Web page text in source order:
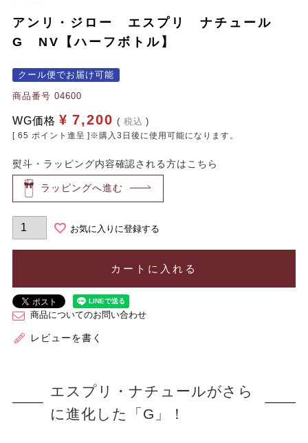
アンリ・ジロー エスプリ ナチュール
G NV【ハーフボトル】
クール便でお届け可能
商品番号 04600
WG価格 ¥ 7,200 税込
[ 65 ポイント進呈 ]※購入3日後に使用可能になります。
熨斗・ラッピング内容確認される方はこちら
ラッピングへ進む
お気に入りに登録する
カートに入れる
商品についてのお問い合わせ
レビューを書く
エスプリ・ナチュールがさら
に進化した「G」！